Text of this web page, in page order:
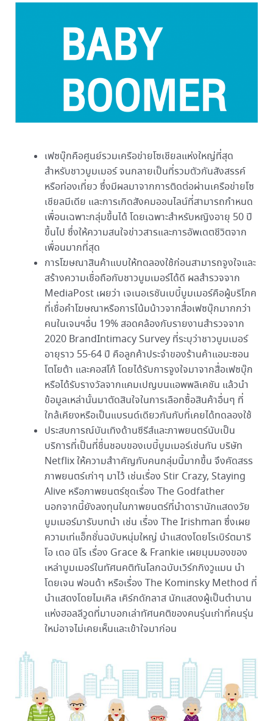
เฟซบุ๊กคือศูนย์รวมเครือข่ายโซเชียลแห่งใหญ่ที่สุด
สำหรับชาวบูมเมอร์ จนกลายเป็นที่รวมตัวกันสังสรรค์
หรือท่องเที่ยว ซึ่งมีผลมาจากการติดต่อผ่านเครือข่ายโซ
เชียลมีเดีย และการเกิดสังคมออนไลน์ที่สามารถกำหนด
เพื่อนเฉพาะกลุ่มขึ้นได้ โดยเฉพาะสำหรับหญิงอายุ 50 ปี
ขึ้นไป ซึ่งให้ความสนใจข่าวสารและการอัพเดตชีวิตจาก
เพื่อนมากที่สุด
การโฆษณาสินค้าแบบให้ทดลองใช้ก่อนสามารถจูงใจและ
สร้างความเชื่อถือกับชาวบูมเมอร์ได้ดี ผลสำรวจจาก
MediaPost เผยว่า เจเนอเรชันเบบี้บูมเมอร์คือผู้บริโภค
ที่เชื่อคำโฆษณาหรือการโน้มน้าวจากสื่อเฟซบุ๊กมากกว่า
คนในเจนฯอื่น 19% สอดคล้องกับรายงานสำรวจจาก
2020 BrandIntimacy Survey ที่ระบุว่าชาวบูมเมอร์
อายุราว 55-64 ปี คือลูกค้าประจำของร้านค้าแอมะซอน
โตโยต้า และคอสโก้ โดยได้รับการจูงใจมาจากสื่อเฟซบุ๊ก
หรือได้รับรางวัลจากแคมเปญบนแอพพลิเคชัน แล้วนำ
ข้อมูลเหล่านั้นมาตัดสินใจในการเลือกซื้อสินค้าอื่นๆ ที่
ใกล้เคียงหรือเป็นแบรนด์เดียวกันกับที่เคยได้ทดลองใช้
ประสบการณ์บันเทิงด้านซีรีส์และภาพยนตร์นับเป็น
บริการที่เป็นที่ชื่นชอบของเบบี้บูมเมอร์เช่นกัน บริษัท
Netflix ให้ความสำาคัญกับคนกลุ่มนี้มากขึ้น จึงคัดสรร
ภาพยนตร์เก่าๆ มาไว้ เช่นเรื่อง Stir Crazy, Staying
Alive หรือภาพยนตร์ชุดเรื่อง The Godfather
นอกจากนี้ยังลงทุนในภาพยนตร์ที่นำดารานักแสดงวัย
บูมเมอร์มารับบทนำ เช่น เรื่อง The Irishman ซึ่งเผย
ความเท่แอ็กชั่นฉบับหนุ่มใหญ่ นำแสดงโดยโรเบิร์ตมาริ
โอ เดอ นิโร เรื่อง Grace & Frankie เผยมุมมองของ
เหล่าบูมเมอร์ในทัศนคติทันโลกฉบับเวิร์กกิงวูแมน นำ
โดยเจน ฟอนด้า หรือเรื่อง The Kominsky Method ที่
นำแสดงโดยไมเคิล เคิร์กดักลาส นักแสดงผู้เป็นตำนาน
แห่งฮอลลีวูดที่มาบอกเล่าทัศนคติของคนรุ่นเก่าที่คนรุ่น
ใหม่อาจไม่เคยเห็นและเข้าใจมาก่อน